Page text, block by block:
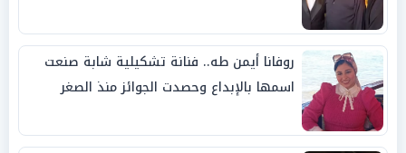
روفانا أيمن طه.. فنانة تشكيلية شابة صنعت
اسمها بالإبداع وحصدت الجوائز منذ الصغر